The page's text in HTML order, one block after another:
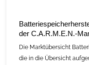
der C.A.R.M.E.N.-
Die Marktübersicht
die in die Übersicht